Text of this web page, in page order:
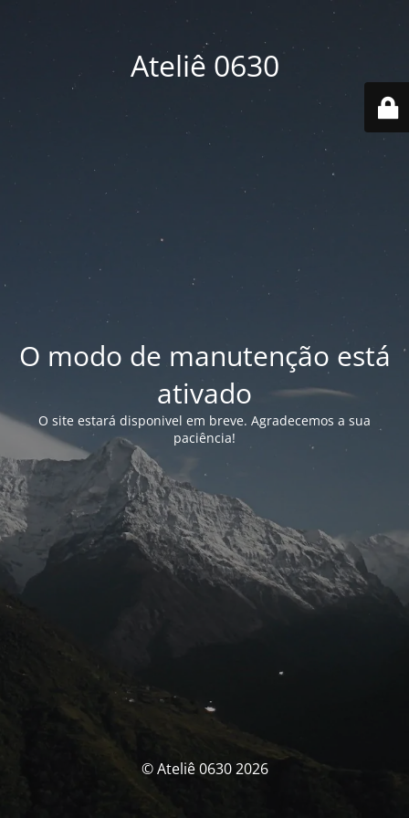
Ateliê 0630
O modo de manutenção está
ativado
O site estará disponivel em breve. Agradecemos a sua
paciência!
© Ateliê 0630 2026